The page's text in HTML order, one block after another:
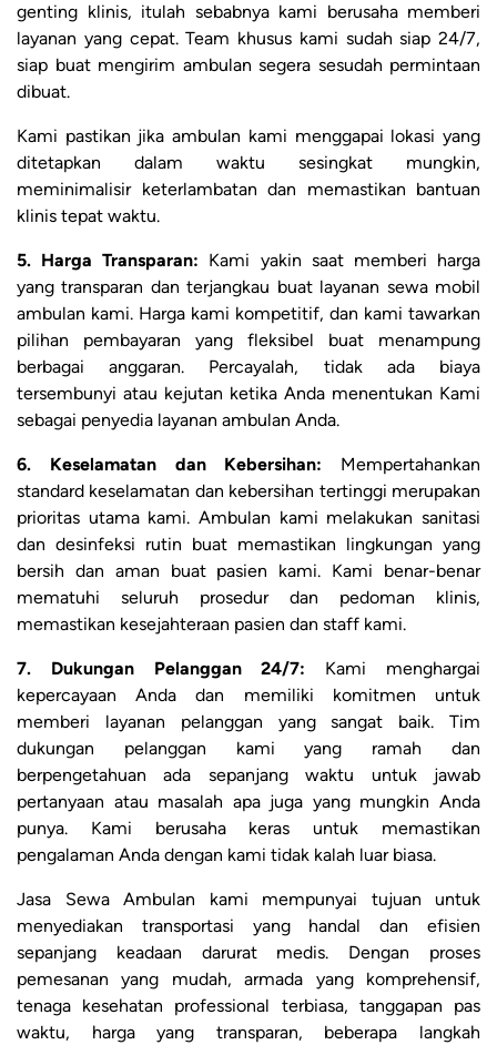
genting klinis, itulah sebabnya kami berusaha memberi
layanan yang cepat. Team khusus kami sudah siap 24/7,
siap buat mengirim ambulan segera sesudah permintaan
dibuat.
Kami pastikan jika ambulan kami menggapai lokasi yang
ditetapkan dalam waktu sesingkat mungkin,
meminimalisir keterlambatan dan memastikan bantuan
klinis tepat waktu.
5. Harga Transparan: Kami yakin saat memberi harga
yang transparan dan terjangkau buat layanan sewa mobil
ambulan kami. Harga kami kompetitif, dan kami tawarkan
pilihan pembayaran yang fleksibel buat menampung
berbagai anggaran. Percayalah, tidak ada biaya
tersembunyi atau kejutan ketika Anda menentukan Kami
sebagai penyedia layanan ambulan Anda.
6. Keselamatan dan Kebersihan: Mempertahankan
standard keselamatan dan kebersihan tertinggi merupakan
prioritas utama kami. Ambulan kami melakukan sanitasi
dan desinfeksi rutin buat memastikan lingkungan yang
bersih dan aman buat pasien kami. Kami benar-benar
mematuhi seluruh prosedur dan pedoman klinis,
memastikan kesejahteraan pasien dan staff kami.
7. Dukungan Pelanggan 24/7: Kami menghargai
kepercayaan Anda dan memiliki komitmen untuk
memberi layanan pelanggan yang sangat baik. Tim
dukungan pelanggan kami yang ramah dan
berpengetahuan ada sepanjang waktu untuk jawab
pertanyaan atau masalah apa juga yang mungkin Anda
punya. Kami berusaha keras untuk memastikan
pengalaman Anda dengan kami tidak kalah luar biasa.
Jasa Sewa Ambulan kami mempunyai tujuan untuk
menyediakan transportasi yang handal dan efisien
sepanjang keadaan darurat medis. Dengan proses
pemesanan yang mudah, armada yang komprehensif,
tenaga kesehatan professional terbiasa, tanggapan pas
waktu, harga yang transparan, beberapa langkah